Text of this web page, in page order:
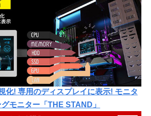
化! 専用のディスプレイに表示! モニタ
グモニター「THE STAND」